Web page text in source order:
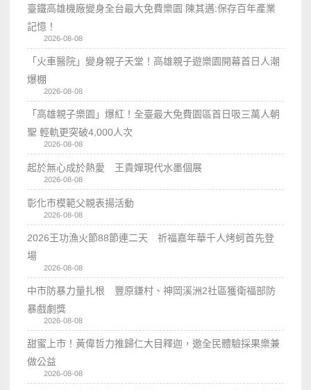
臺鐵高雄機廠變身全台最大免費樂園 陳其邁:保存百年產業
記憶！
2026-08-08
「火車醫院」變身親子天堂！高雄親子遊樂園開幕首日人潮
爆棚
2026-08-08
「高雄親子樂園」爆紅！全臺最大免費園區首日吸三萬人朝
聖 輕軌更突破4,000人次
2026-08-08
起於無心成於熱愛 王貴嬋現代水墨個展
2026-08-08
彰化市模範父親表揚活動
2026-08-08
2026王功漁火節88節連二天 祈福嘉年華千人烤蚵首先登
場
2026-08-08
中市防暴力量扎根 豐原鎌村、神岡溪洲2社區獲衛福部防
暴戲劇獎
2026-08-08
甜蜜上市！黃偉哲力推歸仁大目釋迦，邀全民體驗採果樂兼
做公益
2026-08-08